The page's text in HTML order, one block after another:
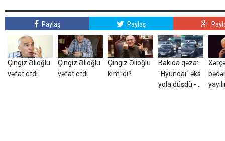
Paylaş Paylaş
Çingiz Əlioğlu
vəfat etdi
Çingiz Əlioğlu
vəfat etdi
Çingiz Əlioğlu
kim idi?
Bakıda qəza:
"Hyundai" əks
yola düşdü -